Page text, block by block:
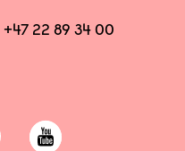
+47 22 89 34 00